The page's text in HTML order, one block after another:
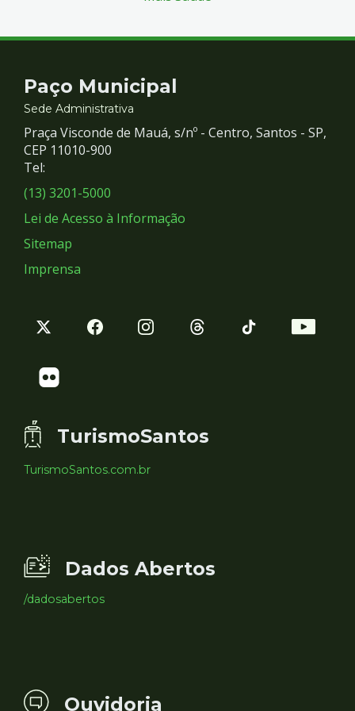
Contato
e
Redes
Sociais
Paço Municipal
Sede Administrativa
Praça Visconde de Mauá, s/nº - Centro, Santos - SP,
CEP 11010-900
Tel:
(13) 3201-5000
Lei de Acesso à Informação
Sitemap
Imprensa
TurismoSantos
TurismoSantos.com.br
Dados Abertos
/dadosabertos
Ouvidoria